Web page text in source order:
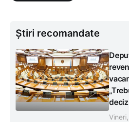
Știri recomandate